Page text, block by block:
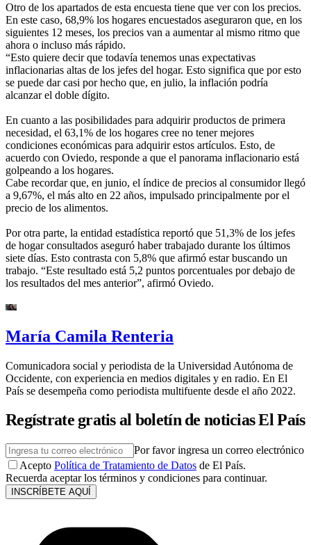
Otro de los apartados de esta encuesta tiene que ver con los precios.
En este caso, 68,9% los hogares encuestados aseguraron que, en los
siguientes 12 meses, los precios van a aumentar al mismo ritmo que
ahora o incluso más rápido.
“Esto quiere decir que todavía tenemos unas expectativas
inflacionarias altas de los jefes del hogar. Esto significa que por esto
se puede dar casi por hecho que, en julio, la inflación podría
alcanzar el doble dígito.
En cuanto a las posibilidades para adquirir productos de primera
necesidad, el 63,1% de los hogares cree no tener mejores
condiciones económicas para adquirir estos artículos. Esto, de
acuerdo con Oviedo, responde a que el panorama inflacionario está
golpeando a los hogares.
Cabe recordar que, en junio, el índice de precios al consumidor llegó
a 9,67%, el más alto en 22 años, impulsado principalmente por el
precio de los alimentos.
Por otra parte, la entidad estadística reportó que 51,3% de los jefes
de hogar consultados aseguró haber trabajado durante los últimos
siete días. Esto contrasta con 5,8% que afirmó estar buscando un
trabajo. “Este resultado está 5,2 puntos porcentuales por debajo de
los resultados del mes anterior”, afirmó Oviedo.
María Camila Renteria
Comunicadora social y periodista de la Universidad Autónoma de
Occidente, con experiencia en medios digitales y en radio. En El
País se desempeña como periodista multifuente desde el año 2022.
Regístrate gratis al boletín de noticias El País
Por favor ingresa un correo electrónico
Acepto Política de Tratamiento de Datos de El País.
Recuerda aceptar los términos y condiciones para continuar.
INSCRÍBETE AQUÍ